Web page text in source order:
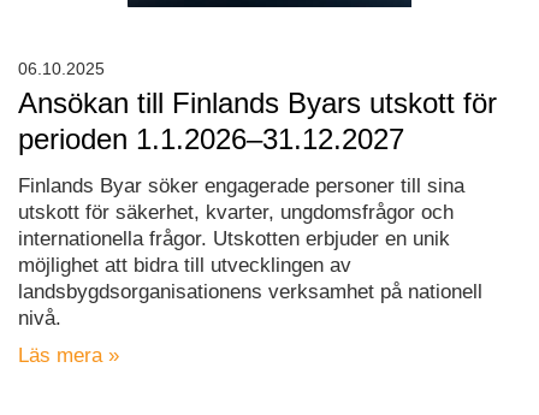
Ansökan till Finlands Byars utskott för
perioden 1.1.2026–31.12.2027
Finlands Byar söker engagerade personer till sina
utskott för säkerhet, kvarter, ungdomsfrågor och
internationella frågor. Utskotten erbjuder en unik
möjlighet att bidra till utvecklingen av
landsbygdsorganisationens verksamhet på nationell
nivå.
Läs mera »
06.10.2025